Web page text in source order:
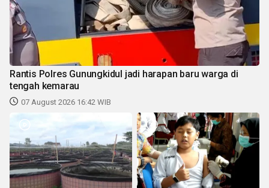
Rantis Polres Gunungkidul jadi harapan baru warga di
tengah kemarau
07 August 2026 16:42 WIB